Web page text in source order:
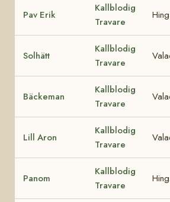
Pav Erik
Kallblodig
Travare
Solhätt
Kallblodig
Travare
Bäckeman
Kallblodig
Travare
Lill Aron
Kallblodig
Travare
Panom
Kallblodig
Travare